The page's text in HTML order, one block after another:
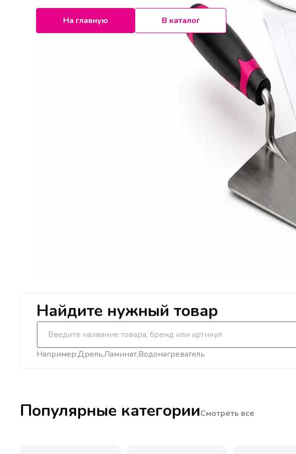
На главную В каталог
Найдите нужный товар
Например:ДрельЛаминатВодонагреватель
Популярные категорииСмотреть все